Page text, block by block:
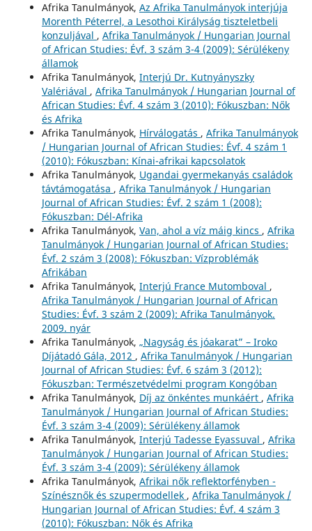
Afrika Tanulmányok, Az Afrika Tanulmányok interjúja
Morenth Péterrel, a Lesothoi Királyság tiszteletbeli
konzuljával , Afrika Tanulmányok / Hungarian Journal
of African Studies: Évf. 3 szám 3-4 (2009): Sérülékeny
államok
Afrika Tanulmányok, Interjú Dr. Kutnyányszky
Valériával , Afrika Tanulmányok / Hungarian Journal of
African Studies: Évf. 4 szám 3 (2010): Fókuszban: Nők
és Afrika
Afrika Tanulmányok, Hírválogatás , Afrika Tanulmányok
/ Hungarian Journal of African Studies: Évf. 4 szám 1
(2010): Fókuszban: Kínai-afrikai kapcsolatok
Afrika Tanulmányok, Ugandai gyermekanyás családok
távtámogatása , Afrika Tanulmányok / Hungarian
Journal of African Studies: Évf. 2 szám 1 (2008):
Fókuszban: Dél-Afrika
Afrika Tanulmányok, Van, ahol a víz máig kincs , Afrika
Tanulmányok / Hungarian Journal of African Studies:
Évf. 2 szám 3 (2008): Fókuszban: Vízproblémák
Afrikában
Afrika Tanulmányok, Interjú France Mutomboval ,
Afrika Tanulmányok / Hungarian Journal of African
Studies: Évf. 3 szám 2 (2009): Afrika Tanulmányok.
2009. nyár
Afrika Tanulmányok, „Nagyság és jóakarat” – Iroko
Díjátadó Gála, 2012 , Afrika Tanulmányok / Hungarian
Journal of African Studies: Évf. 6 szám 3 (2012):
Fókuszban: Természetvédelmi program Kongóban
Afrika Tanulmányok, Díj az önkéntes munkáért , Afrika
Tanulmányok / Hungarian Journal of African Studies:
Évf. 3 szám 3-4 (2009): Sérülékeny államok
Afrika Tanulmányok, Interjú Tadesse Eyassuval , Afrika
Tanulmányok / Hungarian Journal of African Studies:
Évf. 3 szám 3-4 (2009): Sérülékeny államok
Afrika Tanulmányok, Afrikai nők reflektorfényben -
Színésznők és szupermodellek , Afrika Tanulmányok /
Hungarian Journal of African Studies: Évf. 4 szám 3
(2010): Fókuszban: Nők és Afrika